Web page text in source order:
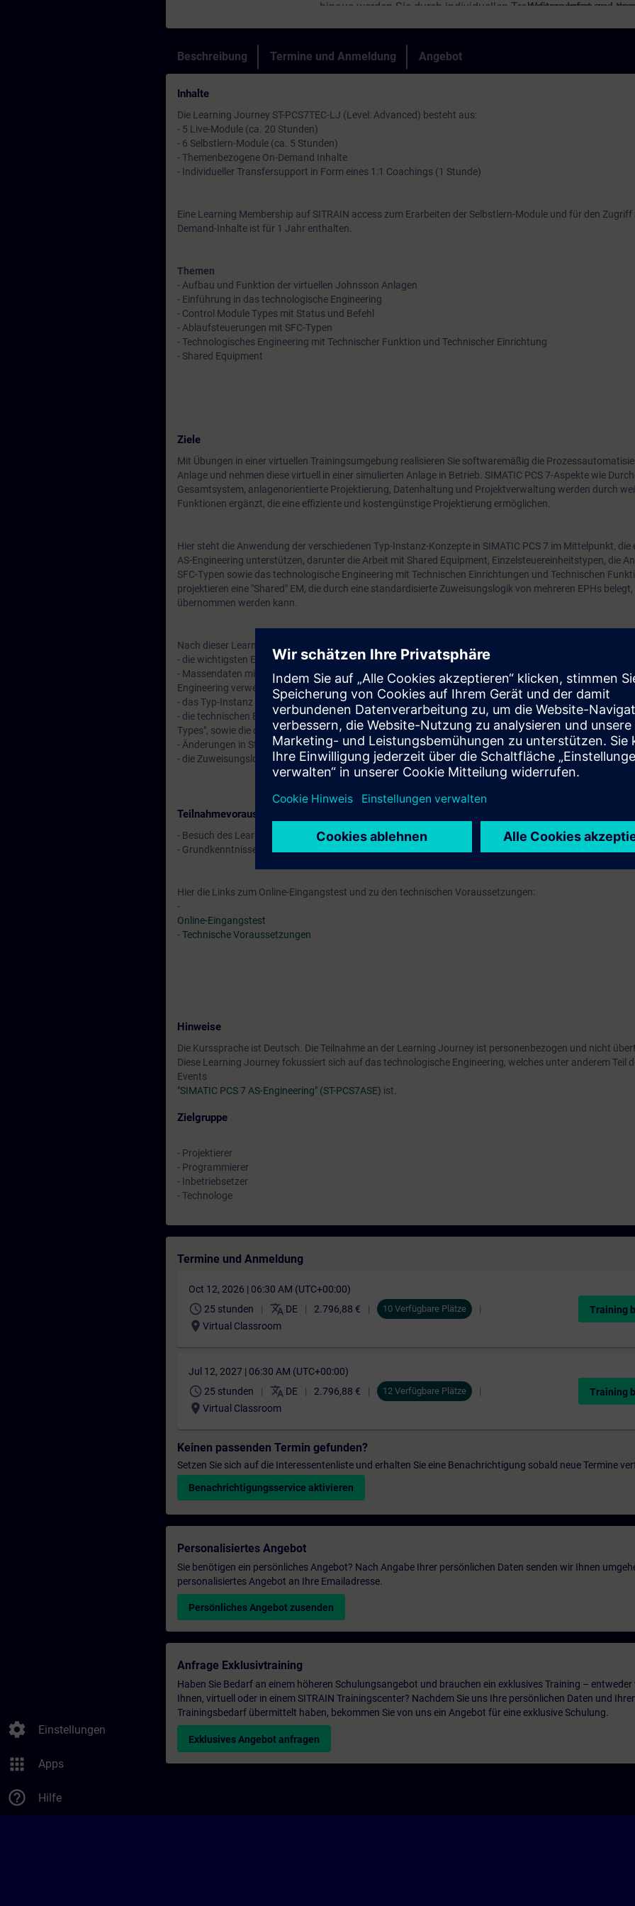
settings Einstellungen
apps Apps
help_outline Hilfe
hinaus werden Sie durch individuellen Transfersupport und
On-Demand-Inhalte bei Ihrem ganz persönlichen
Weitere Infos zu
Beschreibung Termine und Anmeldung Angebot
Inhalte
Die Learning Journey ST-PCS7TEC-LJ (Level: Advanced) besteht aus:
- 5 Live-Module (ca. 20 Stunden)
- 6 Selbstlern-Module (ca. 5 Stunden)
- Themenbezogene On-Demand Inhalte
- Individueller Transfersupport in Form eines 1:1 Coachings (1 Stunde)
Eine Learning Membership auf SITRAIN access zum Erarbeiten der Selbstlern-Module und für den Zugriff
Demand-Inhalte ist für 1 Jahr enthalten.
Themen
- Aufbau und Funktion der virtuellen Johnsson Anlagen
- Einführung in das technologische Engineering
- Control Module Types mit Status und Befehl
- Ablaufsteuerungen mit SFC-Typen
- Technologisches Engineering mit Technischer Funktion und Technischer Einrichtung
- Shared Equipment
Ziele
Mit Übungen in einer virtuellen Trainingsumgebung realisieren Sie softwaremäßig die
Anlage und nehmen diese virtuell in einer simulierten Anlage in Betrieb. SIMATIC PCS 7-Aspekte wie
Gesamtsystem, anlagenorientierte Projektierung, Datenhaltung und Projektverwaltung werden durch
Funktionen ergänzt, die eine effiziente und kostengünstige Projektierung ermöglichen.
Hier steht die Anwendung der verschiedenen Typ-Instanz-Konzepte in SIMATIC PCS 7 im Mittelpunkt, die
AS-Engineering unterstützen, darunter die Arbeit mit Shared Equipment, Einzelsteuereinheitstypen, die
SFC-Typen sowie das technologische Engineering mit Technischen Einrichtungen und Technischen
projektieren eine "Shared" EM, die durch eine standardisierte Zuweisungslogik von mehreren EPHs
übernommen werden kann.
Nach dieser Learning Journey können Sie …
- die wichtigsten Engineeringwerkzeuge für die Erstellung von den Typ-Instanz Konzepten nutzen.
- Massendaten mit Einzelsteuereinheitstypen (Control Module Types) und ihren Instanzen mit Hilfe des
Engineering verwenden.
- das Typ-Instanz Konzept für Schrittkettenprojektierung (SFC-Types) anwenden.
- die technischen Einrichtungen mit "Equipment Module Types" und die technischen Funktionen
Types", sowie die dazugehörige Visualisierung strukturiert einsetzen.
- Änderungen in Stammdatenbibliotheken und Projekten synchronisieren.
- die Zuweisungslogik eines EPHs projektieren, um einen Shared EM entsprechend den Anforderungen zu
Teilnahmevoraussetzung
- Besuch des Learning Events "SIMATIC PCS 7 Basis Systemkurs" (ST-PCS7SYS)wird empfohlen.
- Grundkenntnisse der Prozessleittechnik, sowie Praxiserfahrung in der SIMATIC PCS 7 Projektierung.
Hier die Links zum Online-Eingangstest und zu den technischen Voraussetzungen:
-
Online-Eingangstest
-Technische Voraussetzungen
Hinweise
Die Kurssprache ist Deutsch. Die Teilnahme an der Learning Journey ist personenbezogen und nicht
Diese Learning Journey fokussiert sich auf das technologische Engineering, welches unter anderem Teil
Events
"SIMATIC PCS 7 AS-Engineering" (ST-PCS7ASE) ist.
Zielgruppe
- Projektierer
- Programmierer
- Inbetriebsetzer
- Technologe
Termine und Anmeldung
Oct 12, 2026 | 06:30 AM (UTC+00:00)
schedule 25 stunden translate DE 2.796,88 € 10 Verfügbare Plätze
location_on Virtual Classroom
Training
Jul 12, 2027 | 06:30 AM (UTC+00:00)
schedule 25 stunden translate DE 2.796,88 € 12 Verfügbare Plätze
location_on Virtual Classroom
Training
Keinen passenden Termin gefunden?
Setzen Sie sich auf die Interessentenliste und erhalten Sie eine Benachrichtigung sobald neue Termine
Benachrichtigungsservice aktivieren
Personalisiertes Angebot
Sie benötigen ein persönliches Angebot? Nach Angabe Ihrer persönlichen Daten senden wir Ihnen
personalisiertes Angebot an Ihre Emailadresse.
Persönliches Angebot zusenden
Anfrage Exklusivtraining
Haben Sie Bedarf an einem höheren Schulungsangebot und brauchen ein exklusives Training – entweder
Ihnen, virtuell oder in einem SITRAIN Trainingscenter? Nachdem Sie uns Ihre persönlichen Daten und
Trainingsbedarf übermittelt haben, bekommen Sie von uns ein Angebot für eine exklusive Schulung.
Exklusives Angebot anfragen